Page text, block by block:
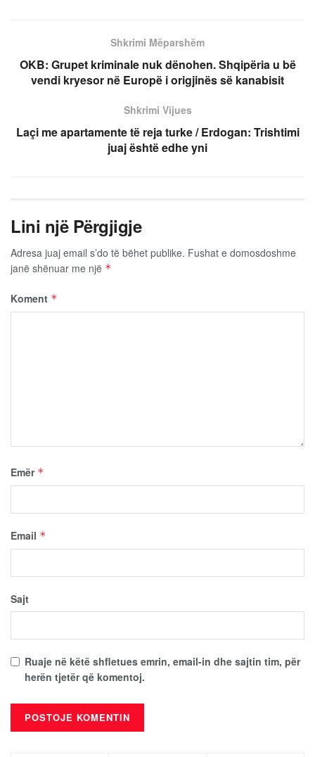
Shkrimi Mëparshëm
OKB: Grupet kriminale nuk dënohen. Shqipëria u bë
vendi kryesor në Europë i origjinës së kanabisit
Shkrimi Vijues
Laçi me apartamente të reja turke / Erdogan: Trishtimi
juaj është edhe yni
Lini një Përgjigje
Adresa juaj email s’do të bëhet publike. Fushat e domosdoshme
janë shënuar me një *
Koment *
Emër *
Email *
Sajt
Ruaje në këtë shfletues emrin, email-in dhe sajtin tim, për
herën tjetër që komentoj.